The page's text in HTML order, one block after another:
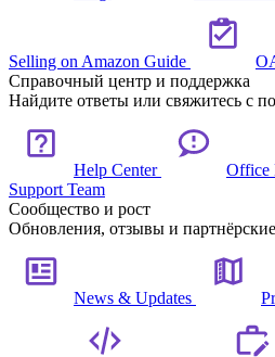
Selling on Amazon Guide
Справочный центр и поддержка
Найдите ответы или свяжитесь с
Help Center Office
Support Team
Сообщество и рост
Обновления, отзывы и
News & Updates